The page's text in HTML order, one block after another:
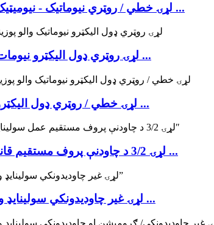
د MORC MPP-12 لړۍ خطي / روټري نیوماتیک - نیومیټیک ...
MORC MEP-10R لړۍ روټري ډول الیکټرو نیومات ...
MORC MEP-10L لړۍ خطي / روټري ډول الیکټرو ...
د MORC MC51 لړۍ 3/2 د چاودنې پروف مستقیم قانون ...
د مورک MC50 لړۍ غیر چاودیدونکي سولینایډ والو 1 ...